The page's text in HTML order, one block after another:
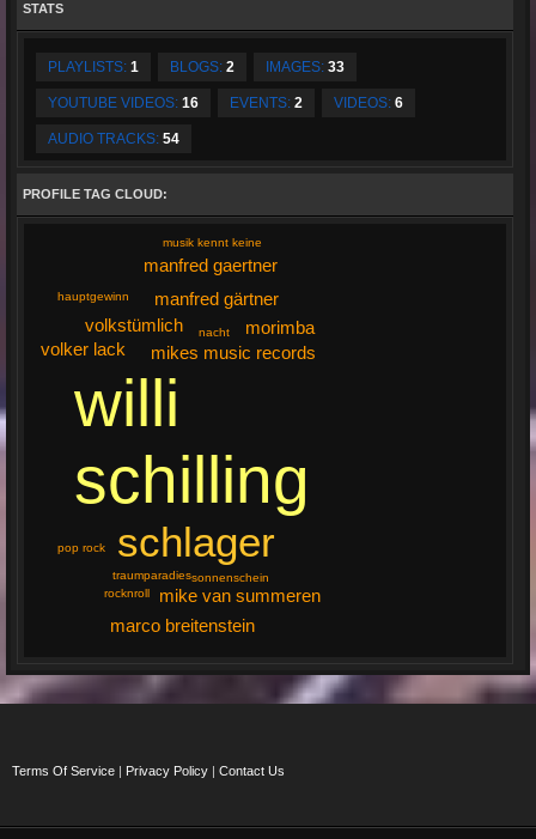
STATS
PLAYLISTS: 1 BLOGS: 2 IMAGES: 33
YOUTUBE VIDEOS: 16 EVENTS: 2 VIDEOS: 6
AUDIO TRACKS: 54
PROFILE TAG CLOUD:
willi
schilling
schlager
mikes music records
volkstümlich
manfred gärtner
mike van summeren
manfred gaertner
volker lack
morimba
marco breitenstein
traumparadies
nacht
hauptgewinn
musik kennt keine
sonnenschein
pop rock
rocknroll
Terms Of Service Privacy Policy Contact Us